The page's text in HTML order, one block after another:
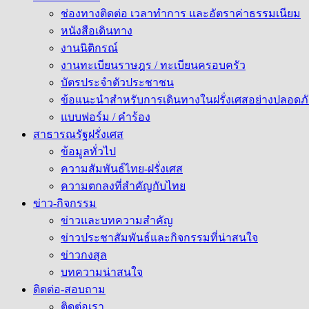
ช่องทางติดต่อ เวลาทำการ และอัตราค่าธรรมเนียม
หนังสือเดินทาง
งานนิติกรณ์
งานทะเบียนราษฎร / ทะเบียนครอบครัว
บัตรประจำตัวประชาชน
ข้อแนะนำสำหรับการเดินทางในฝรั่งเศสอย่างปลอด
แบบฟอร์ม / คำร้อง
สาธารณรัฐฝรั่งเศส
ข้อมูลทั่วไป
ความสัมพันธ์ไทย-ฝรั่งเศส
ความตกลงที่สำคัญกับไทย
ข่าว-กิจกรรม
ข่าวและบทความสำคัญ
ข่าวประชาสัมพันธ์และกิจกรรมที่น่าสนใจ
ข่าวกงสุล
บทความน่าสนใจ
ติดต่อ-สอบถาม
ติดต่อเรา